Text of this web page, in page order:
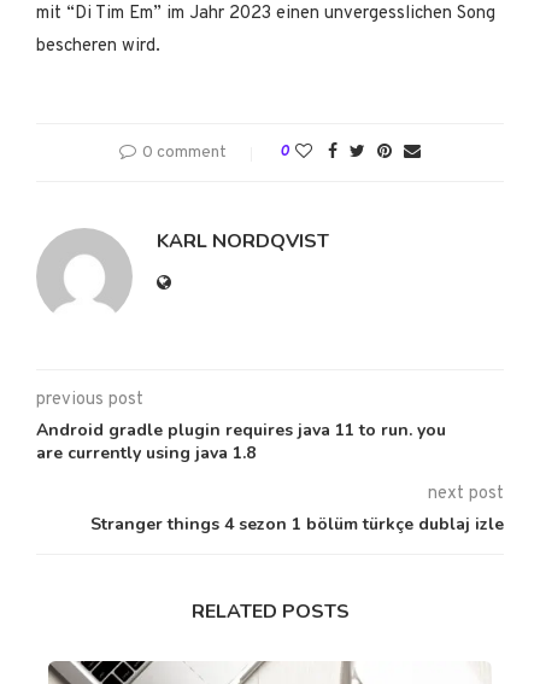
mit “Di Tim Em” im Jahr 2023 einen unvergesslichen Song
bescheren wird.
0 comment 0
KARL NORDQVIST
previous post
Android gradle plugin requires java 11 to run. you
are currently using java 1.8
next post
Stranger things 4 sezon 1 bölüm türkçe dublaj izle
RELATED POSTS